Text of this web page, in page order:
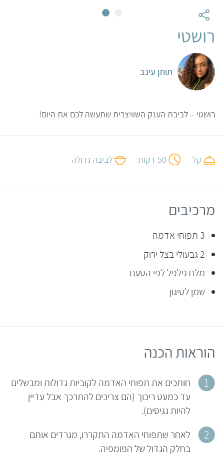
רושטי
תותן עינב
רושטי – לביבת הענק השוויצרית שתעשה לכם את היום!
קל 50 דקות לביבה גדולה
מרכיבים
3 תפוחי אדמה
2 גבעולי בצל ירוק
מלח פלפל לפי הטעם
שמן לטיגון
הוראות הכנה
חותכים את תפוחי האדמה לקוביות גדולות ומבשלים
עד כמעט ריכוך (הם צריכים להתרכך אבל עדיין
להיות נגיסים).
לאחר שתפוחי האדמה התקררו, מגרדים אותם
בחלק הגדול של הפומפיה.